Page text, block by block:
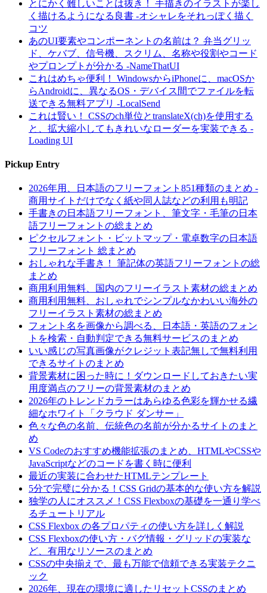
とにかく難しいことは抜き！ 手描きのイラストが楽し
く描けるようになる良書 -オシャレをそれっぽく描く
コツ
あのUI要素やコンポーネントの名前は？ 弁当グリッ
ド、ケバブ、信号機、スクリム、名称や役割やコード
やプロンプトが分かる -NameThatUI
これはめちゃ便利！ WindowsからiPhoneに、macOSか
らAndroidに、異なるOS・デバイス間でファイルを転
送できる無料アプリ -LocalSend
これは賢い！ CSSのch単位とtranslateX(ch)を使用する
と、拡大縮小してもきれいなローダーを実装できる -
Loading UI
Pickup Entry
2026年用、日本語のフリーフォント851種類のまとめ -
商用サイトだけでなく紙や同人誌などの利用も明記
手書きの日本語フリーフォント、筆文字・毛筆の日本
語フリーフォントの総まとめ
ピクセルフォント・ビットマップ・電卓数字の日本語
フリーフォント 総まとめ
おしゃれな手書き！ 筆記体の英語フリーフォントの総
まとめ
商用利用無料、国内のフリーイラスト素材の総まとめ
商用利用無料、おしゃれでシンプルなかわいい海外の
フリーイラスト素材の総まとめ
フォント名を画像から調べる、日本語・英語のフォン
トを検索・自動判定できる無料サービスのまとめ
いい感じの写真画像がクレジット表記無しで無料利用
できるサイトのまとめ
背景素材に困った時に！ダウンロードしておきたい実
用度満点のフリーの背景素材のまとめ
2026年のトレンドカラーはあらゆる色彩を輝かせる繊
細なホワイト「クラウド ダンサー」
色々な色の名前、伝統色の名前が分かるサイトのまと
め
VS Codeのおすすめ機能拡張のまとめ、HTMLやCSSや
JavaScriptなどのコードを書く時に便利
最近の実装に合わせたHTMLテンプレート
5分で完璧に分かる！CSS Gridの基本的な使い方を解説
独学の人にオススメ！CSS Flexboxの基礎を一通り学べ
るチュートリアル
CSS Flexbox の各プロパティの使い方を詳しく解説
CSS Flexboxの使い方・バグ情報・グリッドの実装な
ど、有用なリソースのまとめ
CSSの中央揃えで、最も万能で信頼できる実装テクニ
ック
2026年、現在の環境に適したリセットCSSのまとめ